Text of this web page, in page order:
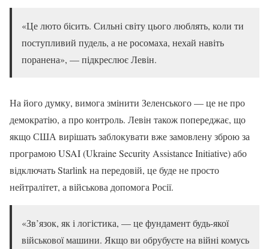
«Це люто бісить. Сильні світу цього люблять, коли ти
поступливий пудель, а не росомаха, нехай навіть
поранена», — підкреслює Левін.
На його думку, вимога змінити Зеленського — це не про
демократію, а про контроль. Левін також попереджає, що
якщо США вирішать заблокувати вже замовлену зброю за
програмою USAI (Ukraine Security Assistance Initiative) або
відключать Starlink на передовій, це буде не просто
нейтралітет, а військова допомога Росії.
«Зв’язок, як і логістика, — це фундамент будь-якої
військової машини. Якщо ви обрубуєте на війні комусь